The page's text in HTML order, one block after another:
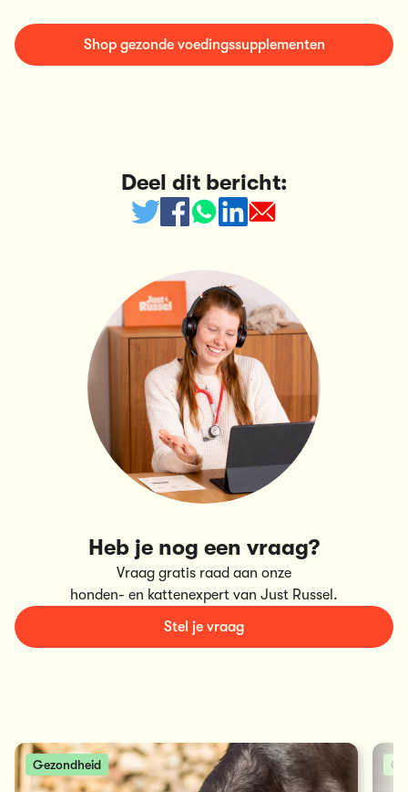
Shop gezonde voedingssupplementen
Deel dit bericht:
Heb je nog een vraag?
Vraag gratis raad aan onze
honden- en kattenexpert van Just Russel.
Stel je vraag
Gezondheid